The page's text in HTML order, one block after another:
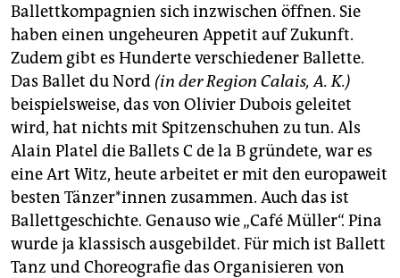
Ballettkompagnien sich inzwischen öffnen. Sie
haben einen ungeheuren Appetit auf Zukunft.
Zudem gibt es Hunderte verschiedener Ballette.
Das Ballet du Nord (in der Region Calais, A. K.)
beispielsweise, das von Olivier Dubois geleitet
wird, hat nichts mit Spitzenschuhen zu tun. Als
Alain Platel die Ballets C de la B gründete, war es
eine Art Witz, heute arbeitet er mit den europaweit
besten Tänzer*innen zusammen. Auch das ist
Ballettgeschichte. Genauso wie „Café Müller“. Pina
wurde ja klassisch ausgebildet. Für mich ist Ballett
Tanz und Choreografie das Organisieren von